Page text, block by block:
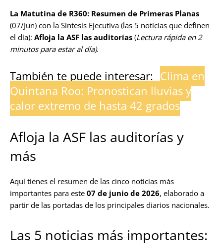
La Matutina de R360: Resumen de Primeras Planas
(07/Jun) con la Síntesis Ejecutiva (las 5 noticias que definen
el día): Afloja la ASF las auditorías (Lectura rápida en 2
minutos para estar al día).
También te puede interesar: Clima en
Quintana Roo: Pronostican lluvias y
calor extremo de hasta 42 grados
Afloja la ASF las auditorías y
más
Aquí tienes el resumen de las cinco noticias más
importantes para este 07 de junio de 2026, elaborado a
partir de las portadas de los principales diarios nacionales.
Las 5 noticias más importantes: